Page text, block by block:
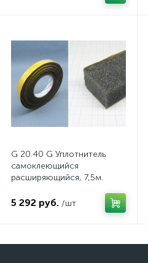
G 20.40 G Уплотнитель
самоклеющийся
расширяющийся, 7,5м.
5 292 руб. /шт